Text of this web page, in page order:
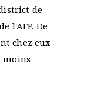
de
l'AFP. De
chez eux
moins